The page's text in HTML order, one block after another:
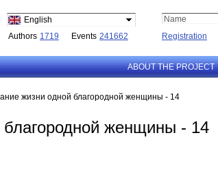
English
Authors 1719 Events 241662 Registration
ABOUT THE PROJECT
жизни одной благородной женщины - 14
женщины - 14